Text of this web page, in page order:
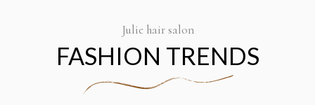
Julie hair salon
FASHION TRENDS